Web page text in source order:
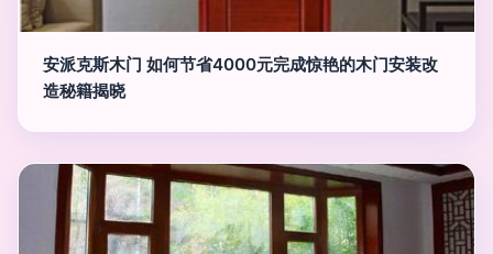
安派克斯木门 如何节省4000元完成惊艳的木门安装改
造秘籍揭晓